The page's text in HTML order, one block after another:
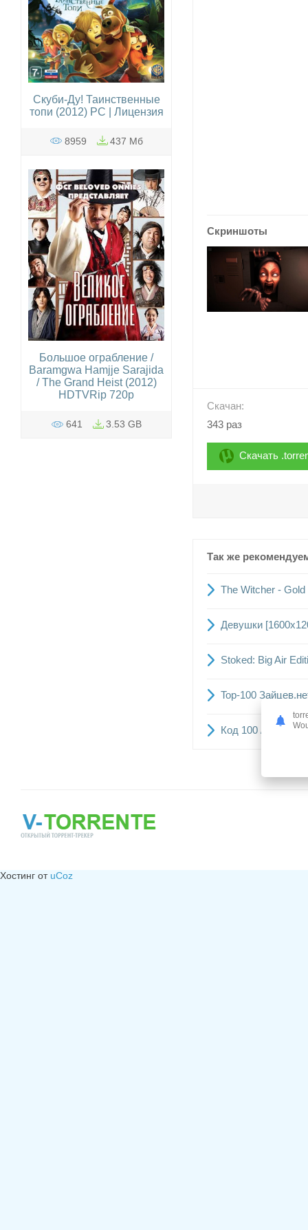
Скриншоты
Скачан:
343 раз
Скачать
Так же
The Witcher -
Девушки
Stoked: Big Air
Top-100
Код 100 / The
Скуби-Ду! Таинственные
топи (2012) PC | Лицензия
8959 437 Мб
Большое ограбление /
Baramgwa Hamjje Sarajida
/ The Grand Heist (2012)
HDTVRip 720p
641 3.53 GB
Хостинг от uCoz